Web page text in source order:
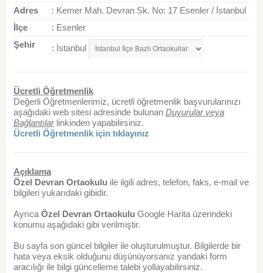
Adres
: Kemer Mah. Devran Sk. No: 17 Esenler / İstanbul
İlçe
: Esenler
Şehir
: İstanbul
Ücretli Öğretmenlik
Değerli Öğretmenlerimiz, ücretli öğretmenlik başvurularınızı
aşağıdaki web sitesi adresinde bulunan Duyurular veya
Bağlantılarlinkinden yapabilirsiniz.
Ücretli Öğretmenlik için tıklayınız
Açıklama
Özel Devran Ortaokulu ile ilgili adres, telefon, faks, e-mail ve
bilgileri yukarıdaki gibidir.
AyrıcaÖzel Devran Ortaokulu Google Harita üzerindeki
konumu aşağıdaki gibi verilmiştir.
Bu sayfa son güncel bilgiler ile oluşturulmuştur. Bilgilerde bir
hata veya eksik olduğunu düşünüyorsanız yandaki form
aracılığı ile bilgi güncelleme talebi yollayabilirsiniz.